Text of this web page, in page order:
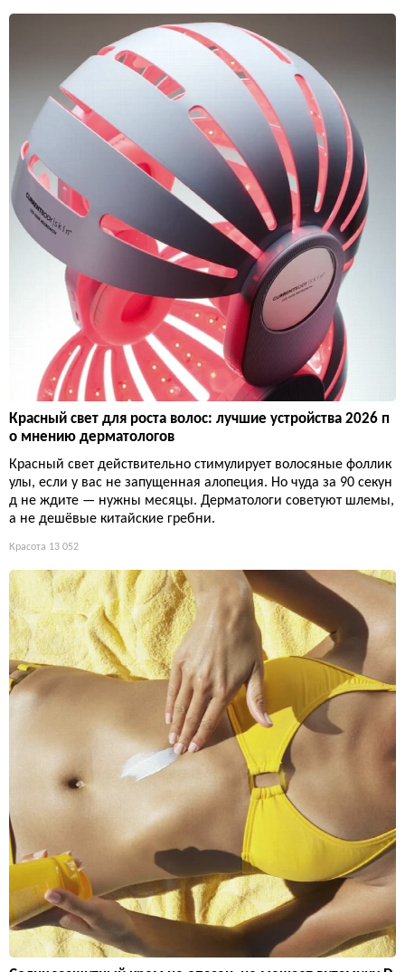
Красный свет для роста волос: лучшие устройства 2026 п
о мнению дерматологов
Красный свет действительно стимулирует волосяные фоллик
улы, если у вас не запущенная алопеция. Но чуда за 90 секун
д не ждите — нужны месяцы. Дерматологи советуют шлемы,
а не дешёвые китайские гребни.
Красота 13 052